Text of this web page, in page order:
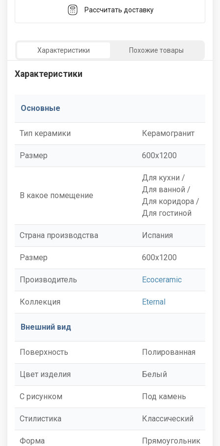
Рассчитать доставку
Характеристики Похожие товары
Характеристики
Основные
Тип керамики Керамогранит
Размер 600x1200
В какое помещение
Для кухни /
Для ванной /
Для коридора /
Для гостиной
Страна производства Испания
Размер 600x1200
Производитель Ecoceramic
Коллекция Eternal
Внешний вид
Поверхность Полированная
Цвет изделия Белый
С рисунком Под камень
Стилистика Классический
Форма Прямоугольник